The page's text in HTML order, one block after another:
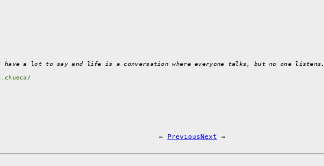
have a lot to say and life is a conversation where everyone talks, but no one listens.
← PreviousNext →